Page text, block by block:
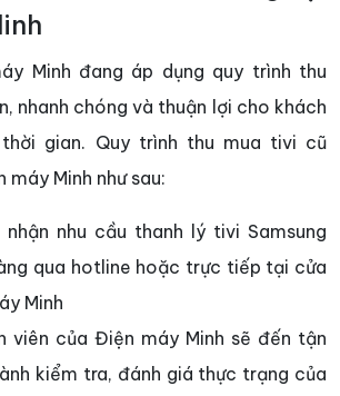
Minh đang áp dụng quy trình thu
nhanh chóng và thuận lợi cho khách
gian. Quy trình thu mua tivi cũ
Minh như sau:
nhận nhu cầu thanh lý tivi Samsung
qua hotline hoặc trực tiếp tại cửa
Minh
viên của Điện máy Minh sẽ đến tận
kiểm tra, đánh giá thực trạng của